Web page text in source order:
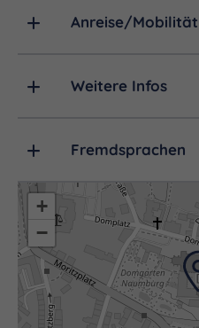
hochmittelalterliche
Anreise/Mobilität
Weitere Infos
Fremdsprachen
+
−